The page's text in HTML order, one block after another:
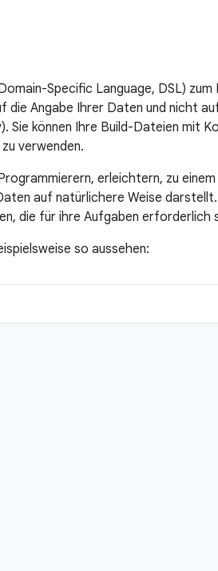
Specific Language, DSL) zum
die Angabe Ihrer Daten und nicht
Sie können Ihre Build-Dateien mit
verwenden.
erleichtern, zu
auf natürlichere Weise
die für ihre Aufgaben erforderlich
so aussehen: